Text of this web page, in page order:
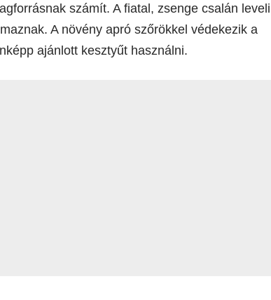
számít. A fiatal, zsenge csalán leveli
A növény apró szőrökkel védekezik a
ajánlott kesztyűt használni.